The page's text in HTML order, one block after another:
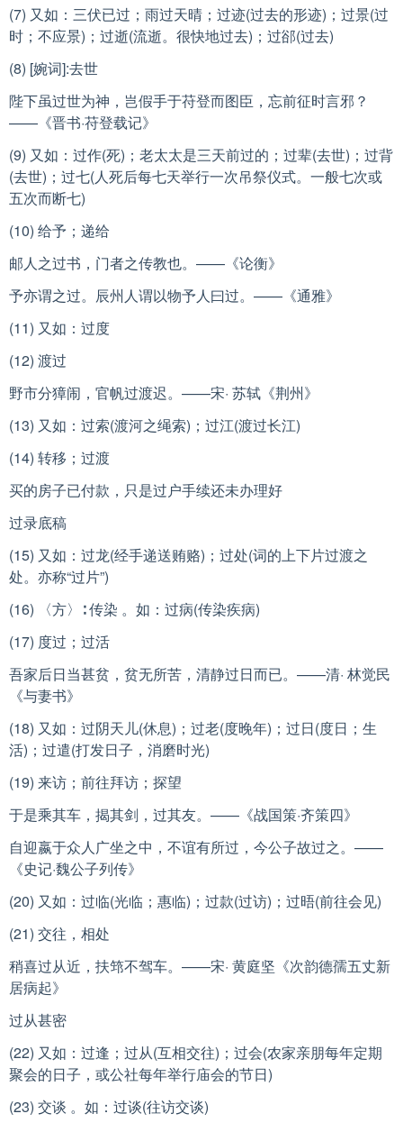
(7) 又如：三伏已过；雨过天晴；过迹(过去的形迹)；过景(过
时；不应景)；过逝(流逝。很快地过去)；过郤(过去)
(8) [婉词]:去世
陛下虽过世为神，岂假手于苻登而图臣，忘前征时言邪？
——《晋书·苻登载记》
(9) 又如：过作(死)；老太太是三天前过的；过辈(去世)；过背
(去世)；过七(人死后每七天举行一次吊祭仪式。一般七次或
五次而断七)
(10) 给予；递给
邮人之过书，门者之传教也。——《论衡》
予亦谓之过。辰州人谓以物予人曰过。——《通雅》
(11) 又如：过度
(12) 渡过
野市分獐闹，官帆过渡迟。——宋· 苏轼《荆州》
(13) 又如：过索(渡河之绳索)；过江(渡过长江)
(14) 转移；过渡
买的房子已付款，只是过户手续还未办理好
过录底稿
(15) 又如：过龙(经手递送贿赂)；过处(词的上下片过渡之
处。亦称“过片”)
(16) 〈方〉∶ 传染 。如：过病(传染疾病)
(17) 度过；过活
吾家后日当甚贫，贫无所苦，清静过日而已。——清· 林觉民
《与妻书》
(18) 又如：过阴天儿(休息)；过老(度晚年)；过日(度日；生
活)；过遣(打发日子，消磨时光)
(19) 来访；前往拜访；探望
于是乘其车，揭其剑，过其友。——《战国策·齐策四》
自迎嬴于众人广坐之中，不谊有所过，今公子故过之。——
《史记·魏公子列传》
(20) 又如：过临(光临；惠临)；过款(过访)；过晤(前往会见)
(21) 交往，相处
稍喜过从近，扶筇不驾车。——宋· 黄庭坚《次韵德孺五丈新
居病起》
过从甚密
(22) 又如：过逢；过从(互相交往)；过会(农家亲朋每年定期
聚会的日子，或公社每年举行庙会的节日)
(23) 交谈 。如：过谈(往访交谈)